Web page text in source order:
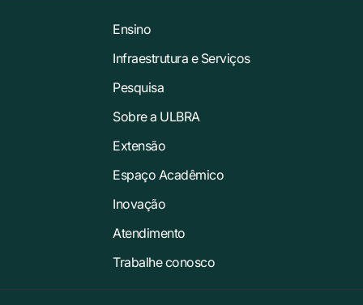
Ensino
Infraestrutura e Serviços
Pesquisa
Sobre a ULBRA
Extensão
Espaço Acadêmico
Inovação
Atendimento
Trabalhe conosco